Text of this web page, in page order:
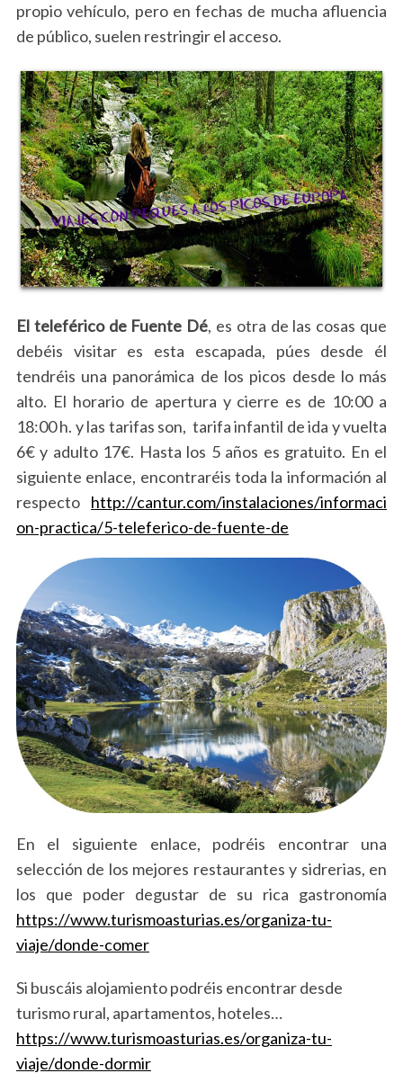
propio vehículo, pero en fechas de mucha afluencia
de público, suelen restringir el acceso.
El teleférico de Fuente Dé, es otra de las cosas que
debéis visitar es esta escapada, púes desde él
tendréis una panorámica de los picos desde lo más
alto. El horario de apertura y cierre es de 10:00 a
18:00 h. y las tarifas son, tarifa infantil de ida y vuelta
6€ y adulto 17€. Hasta los 5 años es gratuito. En el
siguiente enlace, encontraréis toda la información al
respecto http://cantur.com/instalaciones/informaci
on-practica/5-teleferico-de-fuente-de
En el siguiente enlace, podréis encontrar una
selección de los mejores restaurantes y sidrerias, en
los que poder degustar de su rica gastronomía
https://www.turismoasturias.es/organiza-tu-
viaje/donde-comer
Si buscáis alojamiento podréis encontrar desde
turismo rural, apartamentos, hoteles…
https://www.turismoasturias.es/organiza-tu-
viaje/donde-dormir
r
c
h
o
: